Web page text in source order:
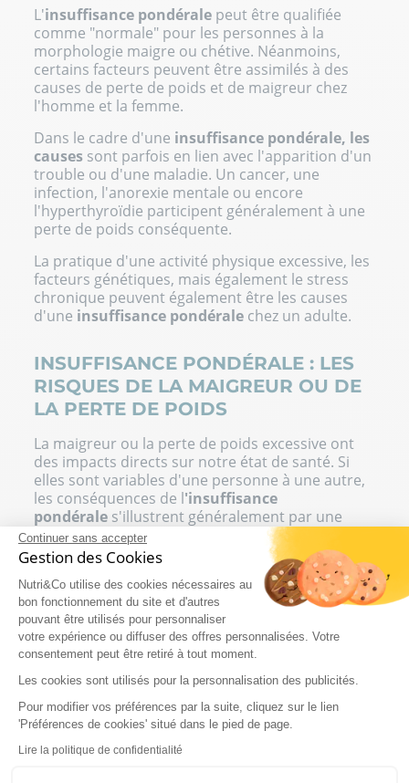
Continuer sans accepter
Gestion des Cookies
Nutri&Co utilise des cookies nécessaires au
bon fonctionnement du site et d'autres
pouvant être utilisés pour personnaliser
votre expérience ou diffuser des offres personnalisées. Votre
consentement peut être retiré à tout moment.
Les cookies sont utilisés pour la personnalisation des publicités.
Pour modifier vos préférences par la suite, cliquez sur le lien
'Préférences de cookies' situé dans le pied de page.
Lire la politique de confidentialité
L'insuffisance pondérale peut être qualifiée
comme "normale" pour les personnes à la
morphologie maigre ou chétive. Néanmoins,
certains facteurs peuvent être assimilés à des
causes de perte de poids et de maigreur chez
l'homme et la femme.
Dans le cadre d'une insuffisance pondérale, les
causes sont parfois en lien avec l'apparition d'un
trouble ou d'une maladie. Un cancer, une
infection, l'anorexie mentale ou encore
l'hyperthyroïdie participent généralement à une
perte de poids conséquente.
La pratique d'une activité physique excessive, les
facteurs génétiques, mais également le stress
chronique peuvent également être les causes
d'une insuffisance pondérale chez un adulte.
INSUFFISANCE PONDÉRALE : LES
RISQUES DE LA MAIGREUR OU DE
LA PERTE DE POIDS
La maigreur ou la perte de poids excessive ont
des impacts directs sur notre état de santé. Si
elles sont variables d'une personne à une autre,
les conséquences de l'insuffisance
pondérale s'illustrent généralement par une
fatigue inhabituelle, une perte de muscles, une
altération de la santé mentale, une dénutrition
ainsi qu'une sensibilité plus importante aux
infections.
Les personnes souffrant des
l'insuffisance pondérale, dès lors qu'elle n'est
pas constitutionnelle, sont invitées à consulter
un médecin. Ce dernier sera en mesure
également de prescrire une gamme de
compléments alimentaires adaptés.